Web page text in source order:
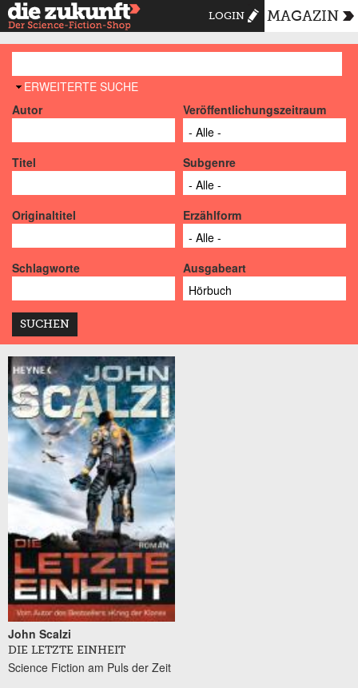
LOGIN MAGAZIN
AUSBLENDEN
ERWEITERTE SUCHE
Autor
Veröffentlichungszeitraum
Titel Subgenre
Originaltitel Erzählform
Schlagworte Ausgabeart
John Scalzi
DIE LETZTE EINHEIT
Science Fiction am Puls der Zeit